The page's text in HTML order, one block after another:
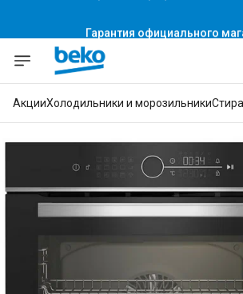
АкцииХолодильники и морозильники